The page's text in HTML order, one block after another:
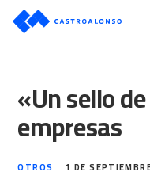
«Un sello
empresas
OTROS 1 DE